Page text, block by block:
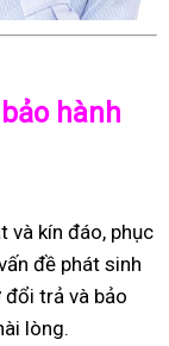
hành
và kín đáo, phục
đề phát sinh
trả và bảo
lòng.